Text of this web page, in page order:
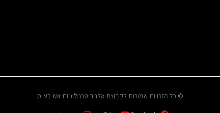
© כל הזכויות שמורות לקבוצת אלנור טכנולוגיות אש בע"מ